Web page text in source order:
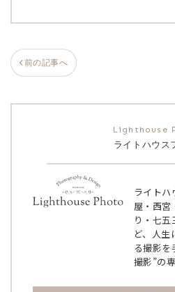
前の記事へ
ライトハウス
ライトハ
屋・西宮
り・七
ど、人生
る撮影を
撮影”の